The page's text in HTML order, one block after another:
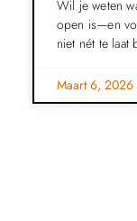
Wil je weten
open is—en
niet nét te laat
Maart 6, 2026